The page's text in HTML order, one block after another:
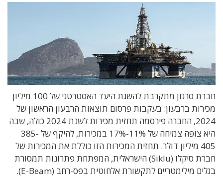
חברת סרגון מתקרבת להשגת היעד האסטרטגי של 100 מיליון
מכירות ברבעון: בעקבות פרסום תוצאות הרבעון הראשון של
2024, החברה פירסמה תחזית מכירות לשנת 2024 כולה, שבה
היא צופה צמיחה של 11%-17% במכירות, להיקף של 385-
405 מיליון דולר. תחזית המכירות הזו כוללת את המכירות של
חברת סיקלו (Siklu) הישראלית, המפתחת פתרונות תמסורת
בגלים מילימטריים לתקשורת אלחוטית בפס-רחב (E-Beam).